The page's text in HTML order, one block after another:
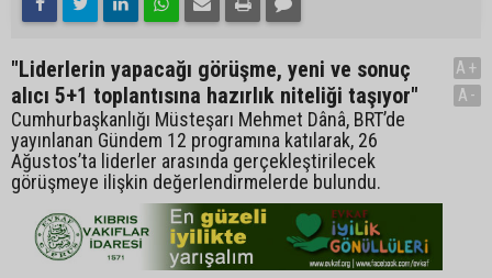
"Liderlerin yapacağı görüşme, yeni ve sonuç
alıcı 5+1 toplantısına hazırlık niteliği taşıyor"
Cumhurbaşkanlığı Müsteşarı Mehmet Dânâ, BRT’de
yayınlanan Gündem 12 programına katılarak, 26
Ağustos’ta liderler arasında gerçekleştirilecek
görüşmeye ilişkin değerlendirmelerde bulundu.
A+
A-